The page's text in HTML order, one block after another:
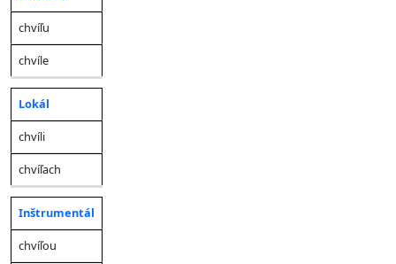
chvíľu
chvíle
Lokál
chvíli
chvíľach
Inštrumentál
chvíľou